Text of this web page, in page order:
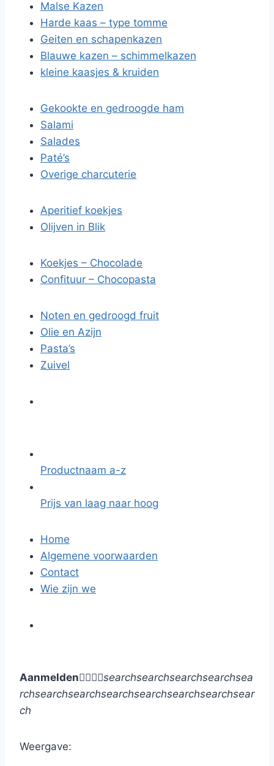
Malse Kazen
Harde kaas – type tomme
Geiten en schapenkazen
Blauwe kazen – schimmelkazen
kleine kaasjes & kruiden
Gekookte en gedroogde ham
Salami
Salades
Paté’s
Overige charcuterie
Aperitief koekjes
Olijven in Blik
Koekjes – Chocolade
Confituur – Chocopasta
Noten en gedroogd fruit
Olie en Azijn
Pasta’s
Zuivel
Productnaam a-z
Prijs van laag naar hoog
Home
Algemene voorwaarden
Contact
Wie zijn we
Aanmeldensearchsearchsearchsearchsea
rchsearchsearchsearchsearchsearchsearchsear
ch
Weergave: